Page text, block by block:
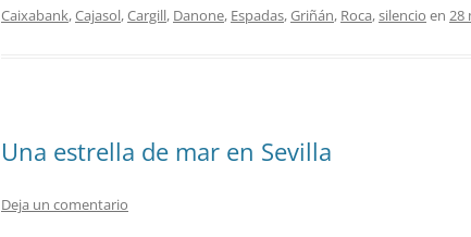
Caixabank,Cajasol,Cargill, Danone, Espadas,Griñán, Roca,silencio en 28
Una estrella de mar en Sevilla
Deja un comentario